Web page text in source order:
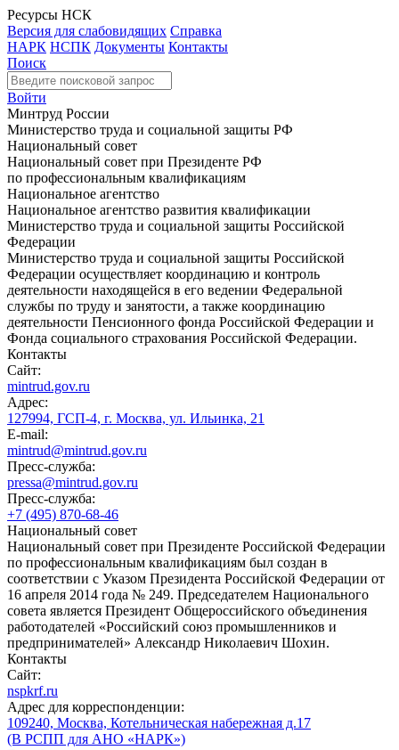
Ресурсы НСК
Версия для слабовидящих Справка
НАРК НСПК Документы Контакты
Поиск
Войти
Минтруд России
Министерство труда и социальной защиты РФ
Национальный совет
Национальный совет при Президенте РФ
по профессиональным квалификациям
Национальное агентство
Национальное агентство развития квалификации
Министерство труда и социальной защиты Российской
Федерации
Министерство труда и социальной защиты Российской
Федерации осуществляет координацию и контроль
деятельности находящейся в его ведении Федеральной
службы по труду и занятости, а также координацию
деятельности Пенсионного фонда Российской Федерации и
Фонда социального страхования Российской Федерации.
Контакты
Сайт:
mintrud.gov.ru
Адрес:
127994, ГСП-4, г. Москва, ул. Ильинка, 21
E-mail:
mintrud@mintrud.gov.ru
Пресс-служба:
pressa@mintrud.gov.ru
Пресс-служба:
+7 (495) 870-68-46
Национальный совет
Национальный совет при Президенте Российской Федерации
по профессиональным квалификациям был создан в
соответствии с Указом Президента Российской Федерации от
16 апреля 2014 года № 249. Председателем Национального
совета является Президент Общероссийского объединения
работодателей «Российский союз промышленников и
предпринимателей» Александр Николаевич Шохин.
Контакты
Сайт:
nspkrf.ru
Адрес для корреспонденции:
109240, Москва, Котельническая набережная д.17
(В РСПП для АНО «НАРК»)